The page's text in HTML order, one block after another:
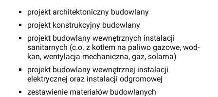
projekt architektoniczny budowlany
projekt konstrukcyjny budowlany
projekt budowlany wewnętrznych instalacji
sanitarnych (c.o. z kotłem na paliwo gazowe, wod-
kan, wentylacja mechaniczna, gaz, solarna)
projekt budowlany wewnętrznej instalacji
elektrycznej oraz instalacji odgromowej
zestawienie materiałów budowlanych